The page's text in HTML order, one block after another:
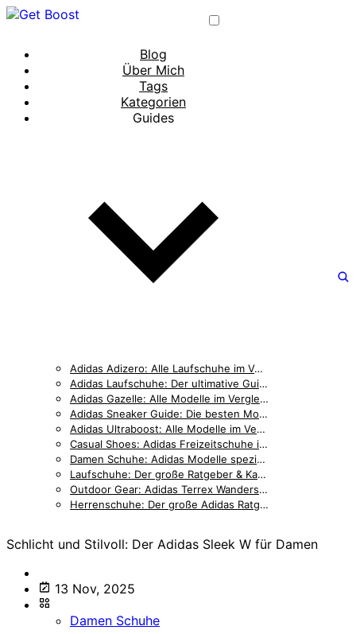
Blog
Über Mich
Tags
Kategorien
Guides
Adidas Adizero: Alle Laufschuhe im Vergleich — Pro, Boston, SL & mehr [2026]
Adidas Laufschuhe: Der ultimative Guide für jeden Läufer
Adidas Gazelle: Alle Modelle im Vergleich — Bold, Indoor & Classic [2026]
Adidas Sneaker Guide: Die besten Modelle für Lifestyle und Alltag
Adidas Ultraboost: Alle Modelle im Vergleich — Light, DNA & Gore-Tex [2026]
Casual Shoes: Adidas Freizeitschuhe im Überblick
Damen Schuhe: Adidas Modelle speziell für Frauen
Laufschuhe: Der große Ratgeber & Kaufberatung
Outdoor Gear: Adidas Terrex Wanderschuhe & Trail-Running
Herrenschuhe: Der große Adidas Ratgeber & Kaufberatung
Schlicht und Stilvoll: Der Adidas Sleek W für Damen
13 Nov, 2025
Damen Schuhe